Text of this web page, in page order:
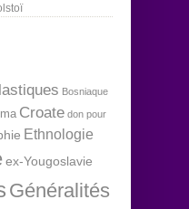
Bosniaque
Croate don pour
Ethnologie
ex-Yougoslavie
Généralités